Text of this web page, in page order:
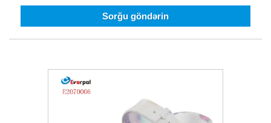
Sorğu göndərin